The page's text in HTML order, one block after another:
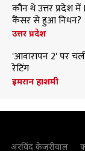
कौन थे उत्तर प्रदेश
कैंसर से हुआ निधन?
उत्तर प्रदेश
'आवारापन 2' पर
रेटिंग
इमरान हाशमी
अरविंद केजरीवाल